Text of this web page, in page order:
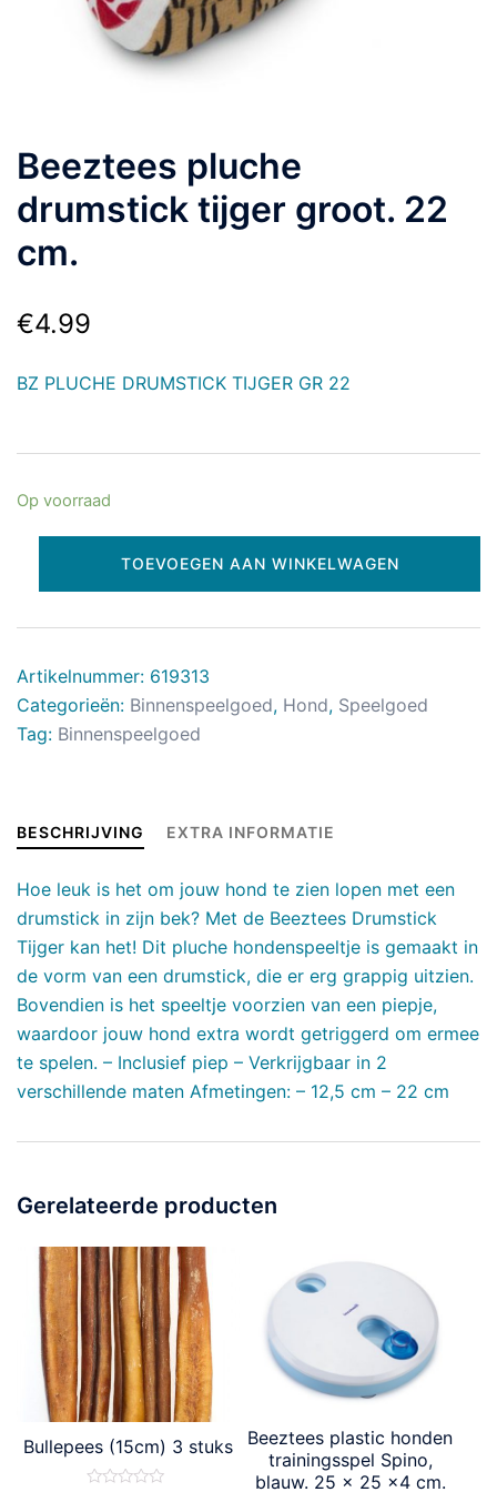
Beeztees pluche
drumstick tijger groot. 22
cm.
€4.99
BZ PLUCHE DRUMSTICK TIJGER GR 22
Op voorraad
TOEVOEGEN AAN WINKELWAGEN
Artikelnummer: 619313
Categorieën: Binnenspeelgoed, Hond, Speelgoed
Tag: Binnenspeelgoed
BESCHRIJVING EXTRA INFORMATIE
Hoe leuk is het om jouw hond te zien lopen met een
drumstick in zijn bek? Met de Beeztees Drumstick
Tijger kan het! Dit pluche hondenspeeltje is gemaakt in
de vorm van een drumstick, die er erg grappig uitzien.
Bovendien is het speeltje voorzien van een piepje,
waardoor jouw hond extra wordt getriggerd om ermee
te spelen. – Inclusief piep – Verkrijgbaar in 2
verschillende maten Afmetingen: – 12,5 cm – 22 cm
Gerelateerde producten
Bullepees (15cm) 3 stuks
Beeztees plastic honden
trainingsspel Spino,
blauw. 25 x 25 x4 cm.